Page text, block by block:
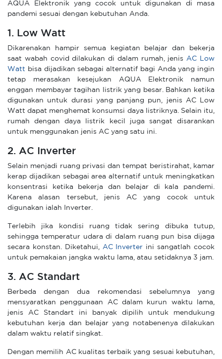
AQUA Elektronik yang cocok untuk digunakan di masa
pandemi sesuai dengan kebutuhan Anda.
1. Low Watt
Dikarenakan hampir semua kegiatan belajar dan bekerja
saat wabah covid dilakukan di dalam rumah, jenis AC Low
Watt bisa dijadikan sebagai alternatif bagi Anda yang ingin
tetap merasakan kesejukan AQUA Elektronik namun
enggan membayar tagihan listrik yang besar. Bahkan ketika
digunakan untuk durasi yang panjang pun, jenis AC Low
Watt dapat menghemat konsumsi daya listriknya. Selain itu,
rumah dengan daya listrik kecil juga sangat disarankan
untuk menggunakan jenis AC yang satu ini.
2. AC Inverter
Selain menjadi ruang privasi dan tempat beristirahat, kamar
kerap dijadikan sebagai area alternatif untuk meningkatkan
konsentrasi ketika bekerja dan belajar di kala pandemi.
Karena alasan tersebut, jenis AC yang cocok untuk
digunakan ialah Inverter.
Terlebih jika kondisi ruang tidak sering dibuka tutup,
sehingga temperatur udara di dalam ruang pun bisa dijaga
secara konstan. Diketahui,
AC Inverter ini sangatlah cocok
untuk pemakaian jangka waktu lama, atau setidaknya 3 jam.
3. AC Standart
Berbeda dengan dua rekomendasi sebelumnya yang
mensyaratkan penggunaan AC dalam kurun waktu lama,
jenis AC Standart ini banyak dipilih untuk mendukung
kebutuhan kerja dan belajar yang notabenenya dilakukan
dalam waktu relatif singkat.
Dengan memilih AC kualitas terbaik yang sesuai kebutuhan,